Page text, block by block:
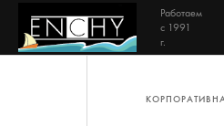
Работаем
с 1991
г.